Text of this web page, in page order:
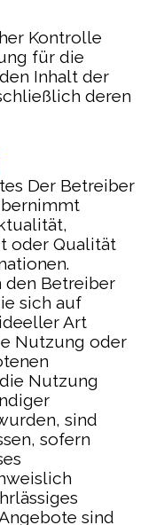
Kontrolle
für die
Inhalt der
deren
Der Betreiber
oder Qualität
den Betreiber
sich auf
Art
Nutzung oder
Nutzung
sind
sofern
sind